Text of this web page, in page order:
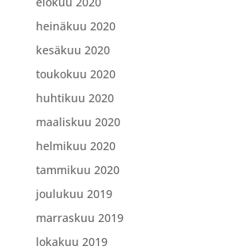
heinäkuu 2020
kesäkuu 2020
toukokuu 2020
huhtikuu 2020
maaliskuu 2020
helmikuu 2020
tammikuu 2020
joulukuu 2019
marraskuu 2019
lokakuu 2019